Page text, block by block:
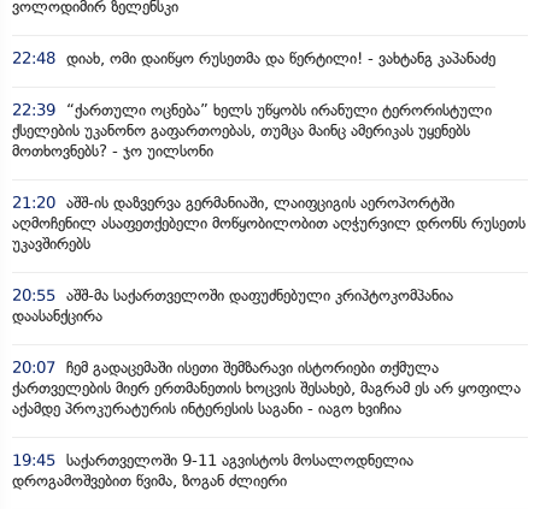
ვოლოდიმირ ზელენსკი
22:48 დიახ, ომი დაიწყო რუსეთმა და წერტილი! - ვახტანგ კაპანაძე
22:39
“ქართული ოცნება” ხელს უწყობს ირანული ტერორისტული
ქსელების უკანონო გაფართოებას, თუმცა მაინც ამერიკას უყენებს
მოთხოვნებს? - ჯო უილსონი
21:20 აშშ-ის დაზვერვა გერმანიაში, ლაიფციგის აეროპორტში
აღმოჩენილ ასაფეთქებელი მოწყობილობით აღჭურვილ დრონს რუსეთს
უკავშირებს
20:55 აშშ-მა საქართველოში დაფუძნებული კრიპტოკომპანია
დაასანქცირა
20:07 ჩემ გადაცემაში ისეთი შემზარავი ისტორიები თქმულა
ქართველების მიერ ერთმანეთის ხოცვის შესახებ, მაგრამ ეს არ ყოფილა
აქამდე პროკურატურის ინტერესის საგანი - იაგო ხვიჩია
19:45 საქართველოში 9-11 აგვისტოს მოსალოდნელია
დროგამოშვებით წვიმა, ზოგან ძლიერი